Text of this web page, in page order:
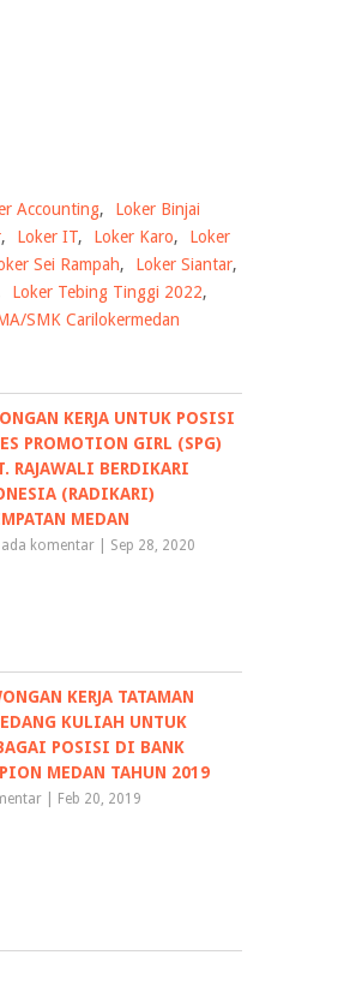
Accounting,
Loker Binjai
, Loker IT, Loker Karo,
Loker
Sei Rampah, Loker Siantar,
Loker Tebing Tinggi 2022,
SMK Carilokermedan
KERJA UNTUK POSISI
PROMOTION GIRL (SPG)
RAJAWALI BERDIKARI
(RADIKARI)
MEDAN
komentar Sep 28, 2020
KERJA TATAMAN
KULIAH UNTUK
POSISI DI BANK
MEDAN TAHUN 2019
Feb 20, 2019